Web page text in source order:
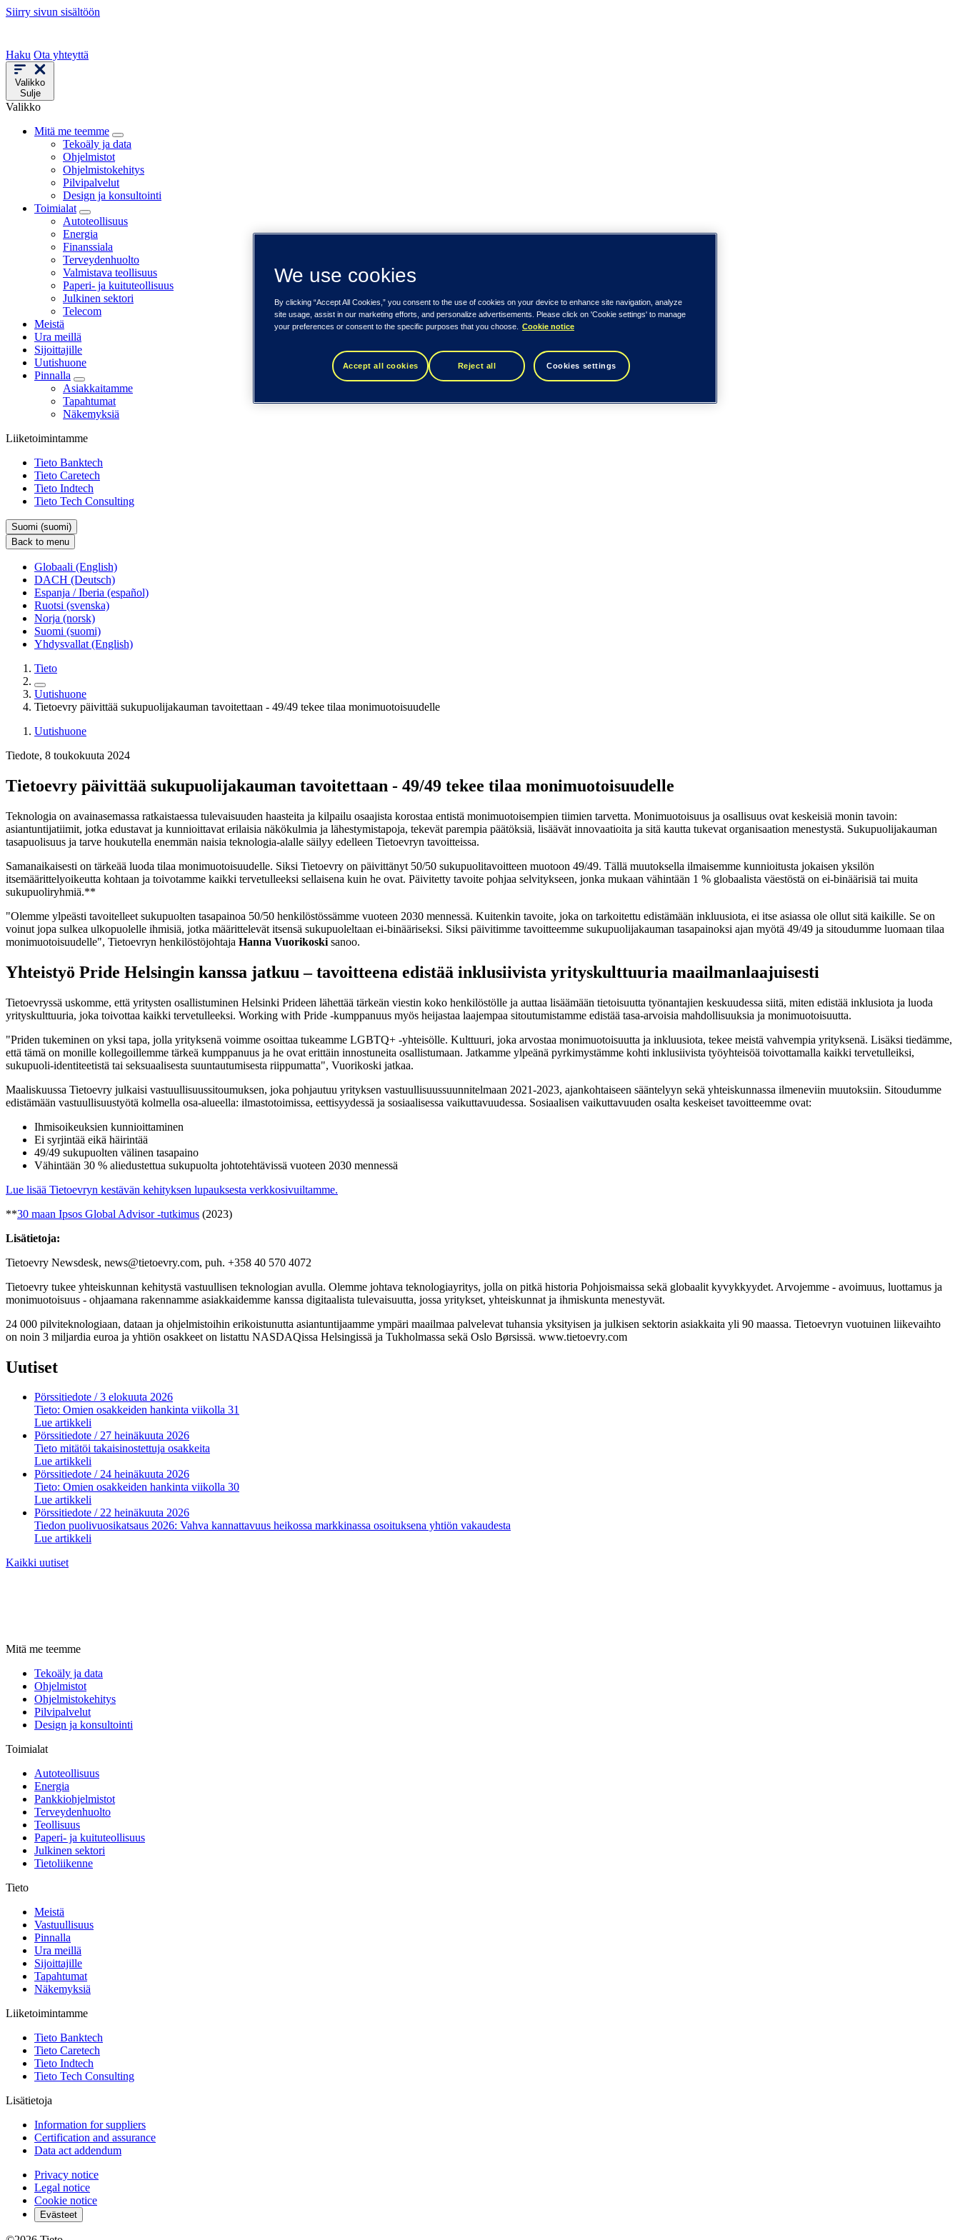
Siirry sivun sisältöön
Haku Ota yhteyttä
Valikko
Sulje
Valikko
Mitä me teemme
Tekoäly ja data
Ohjelmistot
Ohjelmistokehitys
Pilvipalvelut
Design ja konsultointi
Toimialat
Autoteollisuus
Energia
Finanssiala
Terveydenhuolto
Valmistava teollisuus
Paperi- ja kuituteollisuus
Julkinen sektori
Telecom
Meistä
Ura meillä
Sijoittajille
Uutishuone
Pinnalla
Asiakkaitamme
Tapahtumat
Näkemyksiä
Liiketoimintamme
Tieto Banktech
Tieto Caretech
Tieto Indtech
Tieto Tech Consulting
Suomi (suomi)
Back to menu
Globaali (English)
DACH (Deutsch)
Espanja / Iberia (español)
Ruotsi (svenska)
Norja (norsk)
Suomi (suomi)
Yhdysvallat (English)
Tieto
Uutishuone
Tietoevry päivittää sukupuolijakauman tavoitettaan - 49/49 tekee tilaa monimuotoisuudelle
Uutishuone
Tiedote, 8 toukokuuta 2024
Tietoevry päivittää sukupuolijakauman tavoitettaan - 49/49 tekee tilaa monimuotoisuudelle
Teknologia on avainasemassa ratkaistaessa tulevaisuuden haasteita ja kilpailu osaajista korostaa entistä monimuotoisempien tiimien tarvetta. Monimuotoisuus ja osallisuus ovat keskeisiä monin tavoin:
asiantuntijatiimit, jotka edustavat ja kunnioittavat erilaisia näkökulmia ja lähestymistapoja, tekevät parempia päätöksiä, lisäävät innovaatioita ja sitä kautta tukevat organisaation menestystä. Sukupuolijakauman
tasapuolisuus ja tarve houkutella enemmän naisia teknologia-alalle säilyy edelleen Tietoevryn tavoitteissa.
Samanaikaisesti on tärkeää luoda tilaa monimuotoisuudelle. Siksi Tietoevry on päivittänyt 50/50 sukupuolitavoitteen muotoon 49/49. Tällä muutoksella ilmaisemme kunnioitusta jokaisen yksilön
itsemäärittelyoikeutta kohtaan ja toivotamme kaikki tervetulleeksi sellaisena kuin he ovat. Päivitetty tavoite pohjaa selvitykseen, jonka mukaan vähintään 1 % globaalista väestöstä on ei-binäärisiä tai muita
sukupuoliryhmiä.**
"Olemme ylpeästi tavoitelleet sukupuolten tasapainoa 50/50 henkilöstössämme vuoteen 2030 mennessä. Kuitenkin tavoite, joka on tarkoitettu edistämään inkluusiota, ei itse asiassa ole ollut sitä kaikille. Se on
voinut jopa sulkea ulkopuolelle ihmisiä, jotka määrittelevät itsensä sukupuoleltaan ei-binääriseksi. Siksi päivitimme tavoitteemme sukupuolijakauman tasapainoksi ajan myötä 49/49 ja sitoudumme luomaan tilaa
monimuotoisuudelle", Tietoevryn henkilöstöjohtaja Hanna Vuorikoski sanoo.
Yhteistyö Pride Helsingin kanssa jatkuu – tavoitteena edistää inklusiivista yrityskulttuuria maailmanlaajuisesti
Tietoevryssä uskomme, että yritysten osallistuminen Helsinki Prideen lähettää tärkeän viestin koko henkilöstölle ja auttaa lisäämään tietoisuutta työnantajien keskuudessa siitä, miten edistää inklusiota ja luoda
yrityskulttuuria, joka toivottaa kaikki tervetulleeksi. Working with Pride -kumppanuus myös heijastaa laajempaa sitoutumistamme edistää tasa-arvoisia mahdollisuuksia ja monimuotoisuutta.
"Priden tukeminen on yksi tapa, jolla yrityksenä voimme osoittaa tukeamme LGBTQ+ -yhteisölle. Kulttuuri, joka arvostaa monimuotoisuutta ja inkluusiota, tekee meistä vahvempia yrityksenä. Lisäksi tiedämme,
että tämä on monille kollegoillemme tärkeä kumppanuus ja he ovat erittäin innostuneita osallistumaan. Jatkamme ylpeänä pyrkimystämme kohti inklusiivista työyhteisöä toivottamalla kaikki tervetulleiksi,
sukupuoli-identiteetistä tai seksuaalisesta suuntautumisesta riippumatta", Vuorikoski jatkaa.
Maaliskuussa Tietoevry julkaisi vastuullisuussitoumuksen, joka pohjautuu yrityksen vastuullisuussuunnitelmaan 2021-2023, ajankohtaiseen sääntelyyn sekä yhteiskunnassa ilmeneviin muutoksiin. Sitoudumme
edistämään vastuullisuustyötä kolmella osa-alueella: ilmastotoimissa, eettisyydessä ja sosiaalisessa vaikuttavuudessa. Sosiaalisen vaikuttavuuden osalta keskeiset tavoitteemme ovat:
Ihmisoikeuksien kunnioittaminen
Ei syrjintää eikä häirintää
49/49 sukupuolten välinen tasapaino
Vähintään 30 % aliedustettua sukupuolta johtotehtävissä vuoteen 2030 mennessä
Lue lisää Tietoevryn kestävän kehityksen lupauksesta verkkosivuiltamme.
**30 maan Ipsos Global Advisor -tutkimus (2023)
Lisätietoja:
Tietoevry Newsdesk, news@tietoevry.com, puh. +358 40 570 4072
Tietoevry tukee yhteiskunnan kehitystä vastuullisen teknologian avulla. Olemme johtava teknologiayritys, jolla on pitkä historia Pohjoismaissa sekä globaalit kyvykkyydet. Arvojemme - avoimuus, luottamus ja
monimuotoisuus - ohjaamana rakennamme asiakkaidemme kanssa digitaalista tulevaisuutta, jossa yritykset, yhteiskunnat ja ihmiskunta menestyvät.
24 000 pilviteknologiaan, dataan ja ohjelmistoihin erikoistunutta asiantuntijaamme ympäri maailmaa palvelevat tuhansia yksityisen ja julkisen sektorin asiakkaita yli 90 maassa. Tietoevryn vuotuinen liikevaihto
on noin 3 miljardia euroa ja yhtiön osakkeet on listattu NASDAQissa Helsingissä ja Tukholmassa sekä Oslo Børsissä. www.tietoevry.com
Uutiset
Pörssitiedote / 3 elokuuta 2026
Tieto: Omien osakkeiden hankinta viikolla 31
Lue artikkeli
Pörssitiedote / 27 heinäkuuta 2026
Tieto mitätöi takaisinostettuja osakkeita
Lue artikkeli
Pörssitiedote / 24 heinäkuuta 2026
Tieto: Omien osakkeiden hankinta viikolla 30
Lue artikkeli
Pörssitiedote / 22 heinäkuuta 2026
Tiedon puolivuosikatsaus 2026: Vahva kannattavuus heikossa markkinassa osoituksena yhtiön vakaudesta
Lue artikkeli
Kaikki uutiset
Mitä me teemme
Tekoäly ja data
Ohjelmistot
Ohjelmistokehitys
Pilvipalvelut
Design ja konsultointi
Toimialat
Autoteollisuus
Energia
Pankkiohjelmistot
Terveydenhuolto
Teollisuus
Paperi- ja kuituteollisuus
Julkinen sektori
Tietoliikenne
Tieto
Meistä
Vastuullisuus
Pinnalla
Ura meillä
Sijoittajille
Tapahtumat
Näkemyksiä
Liiketoimintamme
Tieto Banktech
Tieto Caretech
Tieto Indtech
Tieto Tech Consulting
Lisätietoja
Information for suppliers
Certification and assurance
Data act addendum
Privacy notice
Legal notice
Cookie notice
Evästeet
We use cookies
By clicking “Accept All Cookies,” you consent to the use of cookies on your device to enhance site navigation, analyze
site usage, assist in our marketing efforts, and personalize advertisements. Please click on 'Cookie settings' to manage
your preferences or consent to the specific purposes that you choose.
Cookie notice
Accept all cookies Reject all Cookies settings